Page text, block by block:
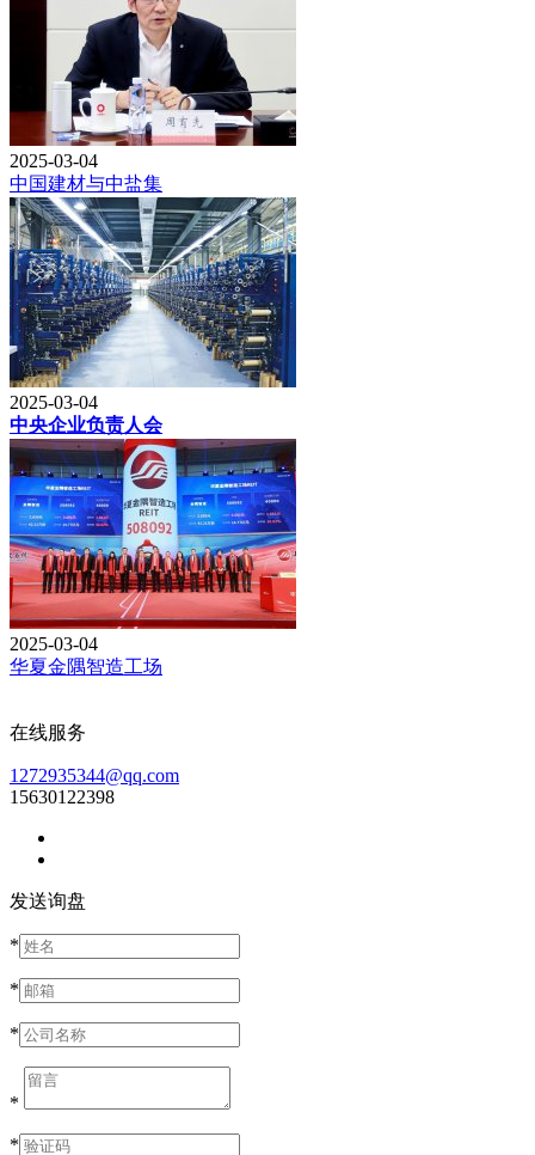
2025-03-04
中国建材与中盐集
2025-03-04
中央企业负责人会
2025-03-04
华夏金隅智造工场
在线服务
1272935344@qq.com
15630122398
发送询盘
*
*
*
*
*